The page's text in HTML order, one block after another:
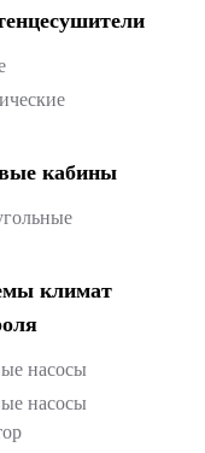
кабины
климат
насосы
насосы